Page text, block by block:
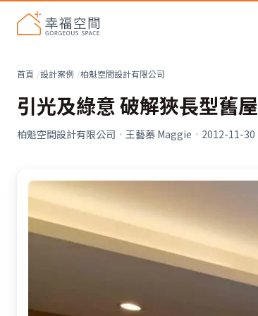
首頁 設計案例 柏魁空間設計有限公司
引光及綠意 破解狹長型舊屋
柏魁空間設計有限公司 · 王藝蓁 Maggie · 2012-11-30